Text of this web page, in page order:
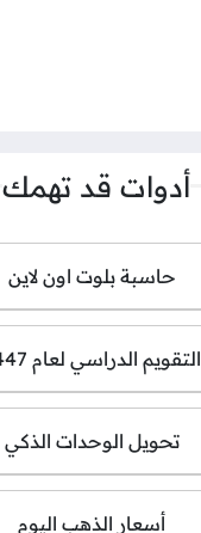
أدوات قد تهمك
حاسبة بلوت اون لاين
التقويم الدراسي لعام 1447
تحويل الوحدات الذكي
أسعار الذهب اليوم